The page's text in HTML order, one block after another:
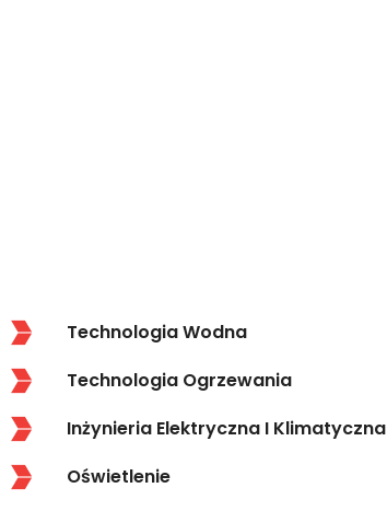
Technologia Wodna
Technologia Ogrzewania
Inżynieria Elektryczna I Klimatyczna
Oświetlenie